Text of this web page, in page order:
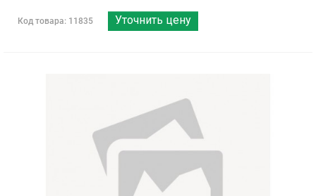
Код товара: 11835 Уточнить цену